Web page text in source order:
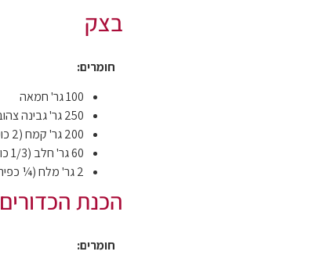
בצק
חומרים:
100 גר' חמאה
250 גר' גבינה צהובה מגוררת דק
200 גר' קמח (2 כוסות)
60 גר' חלב (1/3 כוס
2 גר' מלח (¼ כפית)
הכנת הכדורים
חומרים: